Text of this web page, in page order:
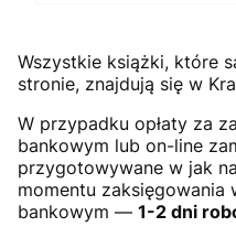
Wszystkie książki, które
stronie, znajdują się w
W przypadku opłaty za
bankowym lub on-line
przygotowywane w jak
momentu zaksięgowania
bankowym — 1-2 dni